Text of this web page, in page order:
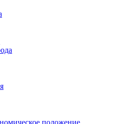
положение